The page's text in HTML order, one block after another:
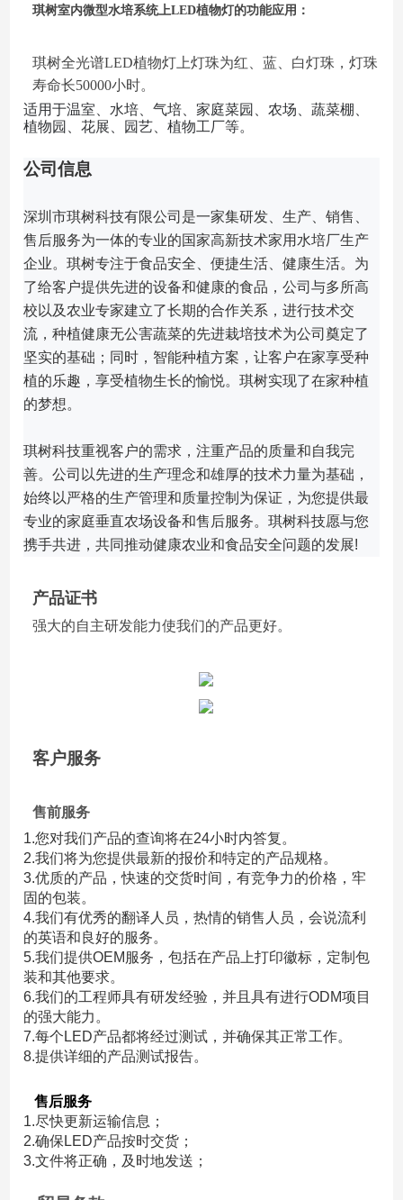
琪树室内微型水培系统上LED植物灯的功能应用：
琪树全光谱LED植物灯上灯珠为红、蓝、白灯珠，灯珠
寿命长50000小时。
适用于温室、水培、气培、家庭菜园、农场、蔬菜棚、
植物园、花展、园艺、植物工厂等。
公司信息
深圳市琪树科技有限公司是一家集研发、生产、销售、
售后服务为一体的专业的国家高新技术家用水培厂生产
企业。琪树专注于食品安全、便捷生活、健康生活。 为
了给客户提供先进的设备和健康的食品，公司与多所高
校以及农业专家建立了长期的合作关系，进行技术交
流，种植健康无公害蔬菜的先进栽培技术为公司奠定了
坚实的基础； 同时，智能种植方案，让客户在家享受种
植的乐趣，享受植物生长的愉悦。琪树实现了在家种植
的梦想。
琪树科技重视客户的需求，注重产品的质量和自我完
善。公司以先进的生产理念和雄厚的技术力量为基础，
始终以严格的生产管理和质量控制为保证，为您提供最
专业的家庭垂直农场设备和售后服务。琪树科技愿与您
携手共进，共同推动健康农业和食品安全问题的发展!
产品证书
强大的自主研发能力使我们的产品更好。
客户服务
售前服务
1.您对我们产品的查询将在24小时内答复。
2.我们将为您提供最新的报价和特定的产品规格。
3.优质的产品，快速的交货时间，有竞争力的价格，牢
固的包装。
4.我们有优秀的翻译人员，热情的销售人员，会说流利
的英语和良好的服务。
5.我们提供OEM服务，包括在产品上打印徽标，定制包
装和其他要求。
6.我们的工程师具有研发经验，并且具有进行ODM项目
的强大能力。
7.每个LED产品都将经过测试，并确保其正常工作。
8.提供详细的产品测试报告。
售后服务
1.尽快更新运输信息；
2.确保LED产品按时交货；
3.文件将正确，及时地发送；